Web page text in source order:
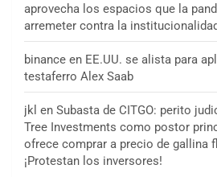
aprovecha los espacios que la
arremeter contra la
binance en EE.UU. se alista para
testaferro Alex Saab
jkl en Subasta de CITGO: perito
Tree Investments como postor
ofrece comprar a precio de gallina
¡Protestan los inversores!